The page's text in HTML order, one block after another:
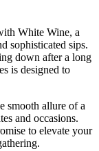
White Wine, a
sophisticated sips.
down after a long
is designed to
smooth allure of a
and occasions.
to elevate your